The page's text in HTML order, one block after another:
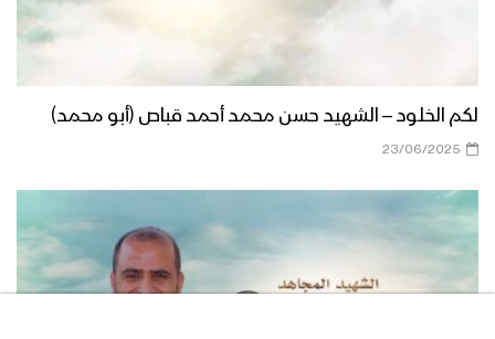
لكم الخلود – الشهيد حسن محمد أحمد قباص (أبو محمد)
23/06/2025